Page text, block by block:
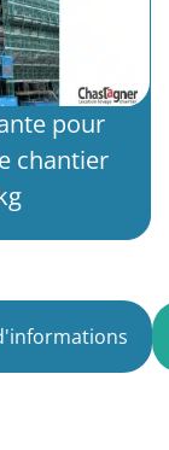
pour
chantier